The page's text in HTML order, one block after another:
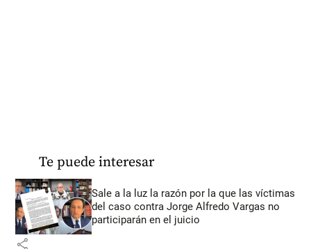
Te puede interesar
Sale a la luz la razón por la que las víctimas
del caso contra Jorge Alfredo Vargas no
participarán en el juicio
share